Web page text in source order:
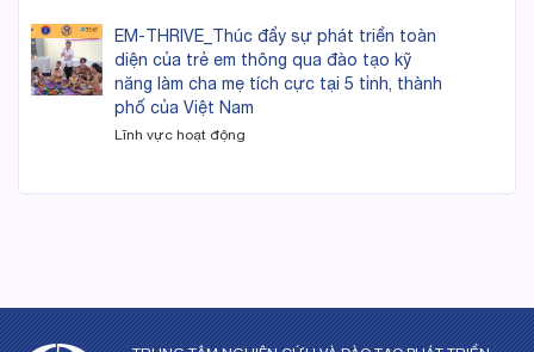
EM-THRIVE_Thúc đẩy sự phát triển toàn
diện của trẻ em thông qua đào tạo kỹ
năng làm cha mẹ tích cực tại 5 tỉnh, thành
phố của Việt Nam
Lĩnh vực hoạt động